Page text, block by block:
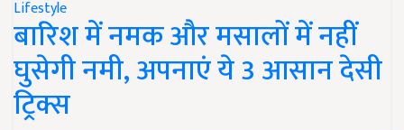
Lifestyle
बारिश में नमक और मसालों में नहीं
घुसेगी नमी, अपनाएं ये 3 आसान देसी
ट्रिक्स